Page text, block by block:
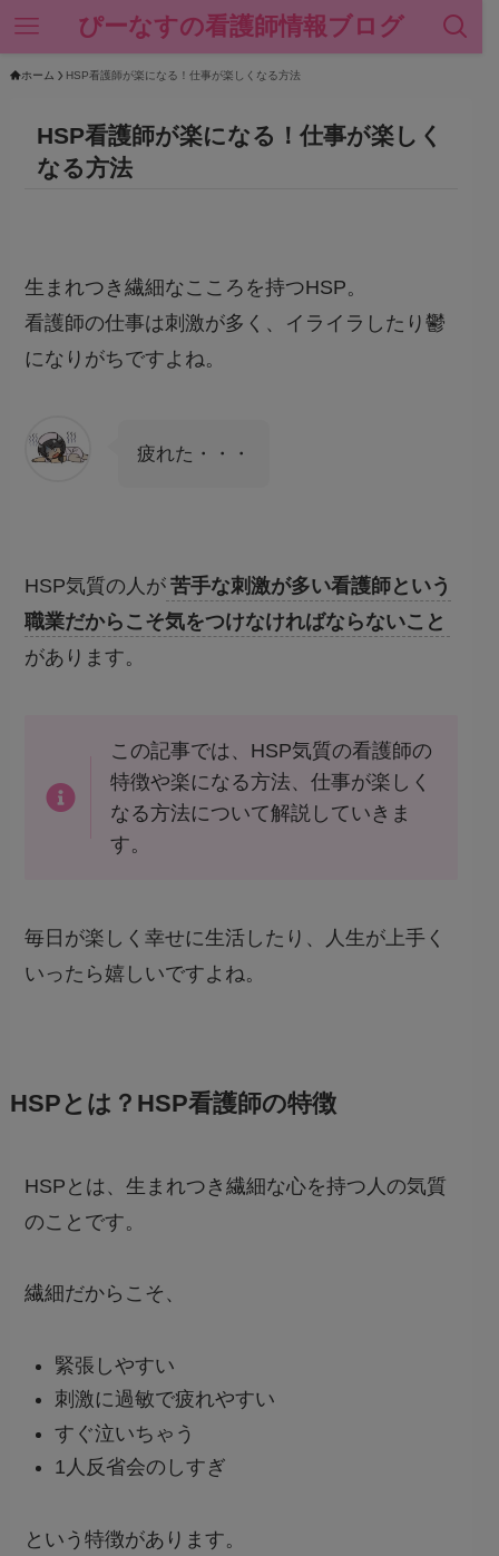
ぴーなすの看護師情報ブログ
ホーム HSP看護師が楽になる！仕事が楽しくなる方法
HSP看護師が楽になる！仕事が楽しく
なる方法
生まれつき繊細なこころを持つHSP。
看護師の仕事は刺激が多く、イライラしたり鬱
になりがちですよね。
疲れた・・・
HSP気質の人が 苦手な刺激が多い看護師という
職業だからこそ気をつけなければならないこと
があります。
この記事では、HSP気質の看護師の
特徴や楽になる方法、仕事が楽しく
なる方法について解説していきま
す。
毎日が楽しく幸せに生活したり、人生が上手く
いったら嬉しいですよね。
HSPとは？HSP看護師の特徴
HSPとは、生まれつき繊細な心を持つ人の気質
のことです。
繊細だからこそ、
緊張しやすい
刺激に過敏で疲れやすい
すぐ泣いちゃう
1人反省会のしすぎ
という特徴があります。